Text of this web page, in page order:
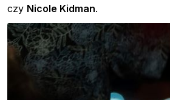
czy Nicole Kidman.